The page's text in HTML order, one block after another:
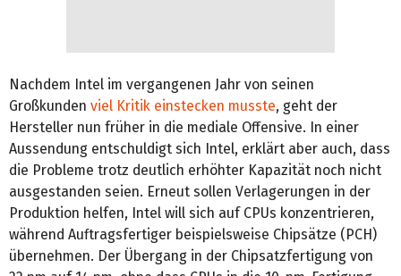
Nachdem Intel im vergangenen Jahr von seinen
Großkunden viel Kritik einstecken musste, geht der
Hersteller nun früher in die mediale Offensive. In einer
Aussendung entschuldigt sich Intel, erklärt aber auch, dass
die Probleme trotz deutlich erhöhter Kapazität noch nicht
ausgestanden seien. Erneut sollen Verlagerungen in der
Produktion helfen, Intel will sich auf CPUs konzentrieren,
während Auftragsfertiger beispielsweise Chipsätze (PCH)
übernehmen. Der Übergang in der Chipsatzfertigung von